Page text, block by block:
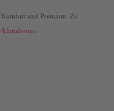
und Premium. Zu
klimabonus.